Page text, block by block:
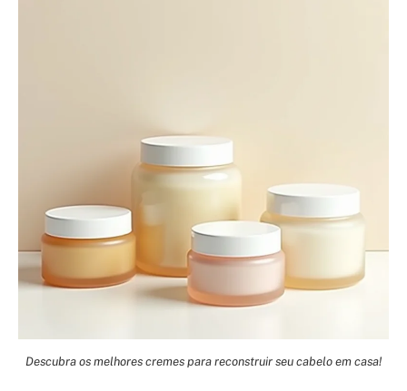
Descubra os melhores cremes para reconstruir seu cabelo em casa!